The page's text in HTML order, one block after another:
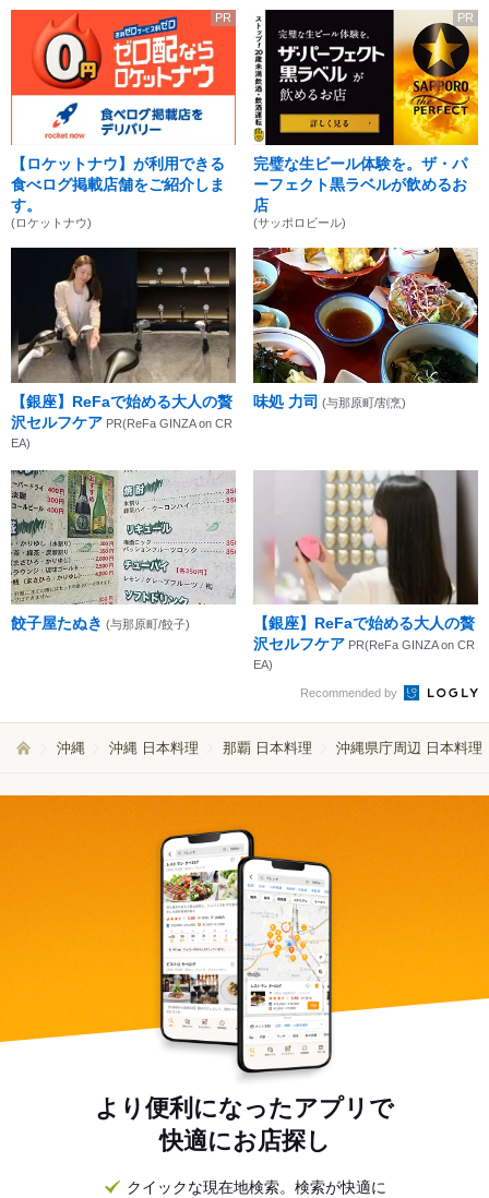
PR
【ロケットナウ】が利用できる
食べログ掲載店舗をご紹介しま
す。
(ロケットナウ)
PR
完璧な生ビール体験を。ザ・パ
ーフェクト黒ラベルが飲めるお
店
(サッポロビール)
【銀座】ReFaで始める大人の贅
沢セルフケア PR(ReFa GINZA on CR
EA)
味処 力司 (与那原町/割烹)
餃子屋たぬき (与那原町/餃子)
【銀座】ReFaで始める大人の贅
沢セルフケア PR(ReFa GINZA on CR
EA)
Recommended by
沖縄 沖縄 日本料理 那覇 日本料理 沖縄県庁周辺 日本料理
より便利になったアプリで
快適にお店探し
クイックな現在地検索。検索が快適に